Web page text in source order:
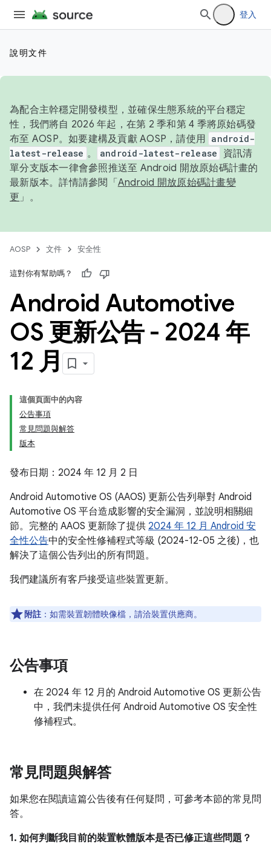
登入
說明文件
為配合主幹穩定開發模型，並確保生態系統的平台穩定
性，我們將自 2026 年起，在第 2 季和第 4 季將原始碼發
布至 AOSP。如要建構及貢獻 AOSP，請使用 android-
latest-release 。 android-latest-release
資訊清
單分支版本一律會參照推送至 Android 開放原始碼計畫的
最新版本。詳情請參閱「 Android 開放原始碼計畫變
更 」。
AOSP 文件 安全性
這對你有幫助嗎？
Android Automotive
OS 更新公告 - 2024 年
12 月
這個頁面中的內容
公告事項
常見問題與解答
版本
發布日期：2024 年 12 月 2 日
Android Automotive OS (AAOS) 更新公告列舉對 Android
Automotive OS 平台造成影響的安全漏洞，並說明相關細
節。完整的 AAOS 更新除了提供 2024 年 12 月 Android 安
全性公告中的安全性修補程式等級 (2024-12-05 之後)，也
解決了這個公告列出的所有問題。
我們建議所有客戶接受這些裝置更新。
附註 ：如需裝置韌體映像檔，請洽裝置供應商。
公告事項
在 2024 年 12 月的 Android Automotive OS 更新公告
中，我們未提供任何 Android Automotive OS 安全性
修補程式。
常見問題與解答
如果您在閱讀這篇公告後有任何疑問，可參考本節的常見問
答。
1. 如何判斷我目前的裝置軟體版本是否已修正這些問題？